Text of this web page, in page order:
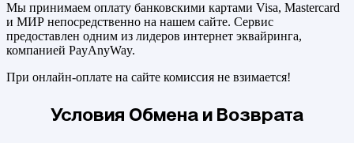
Мы принимаем оплату банковскими картами Visa, Mastercard
и МИР непосредственно на нашем сайте. Сервис
предоставлен одним из лидеров интернет эквайринга,
компанией PayAnyWay.
При онлайн-оплате на сайте комиссия не взимается!
Условия Обмена и Возврата